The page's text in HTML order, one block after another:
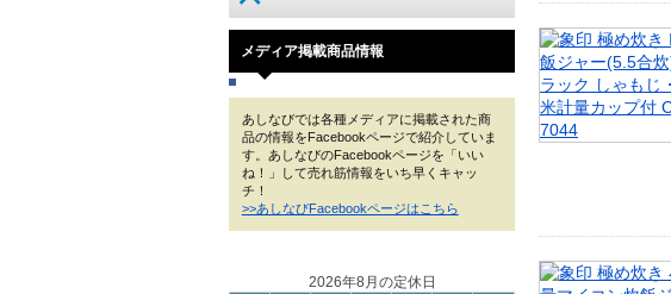
メディア掲載商品情報
あしなびでは各種メディアに掲載された商
品の情報をFacebookページで紹介していま
す。あしなびのFacebookページを「いい
ね！」して売れ筋情報をいち早くキャッ
チ！
>>あしなびFacebookページはこちら
2026年8月の定休日